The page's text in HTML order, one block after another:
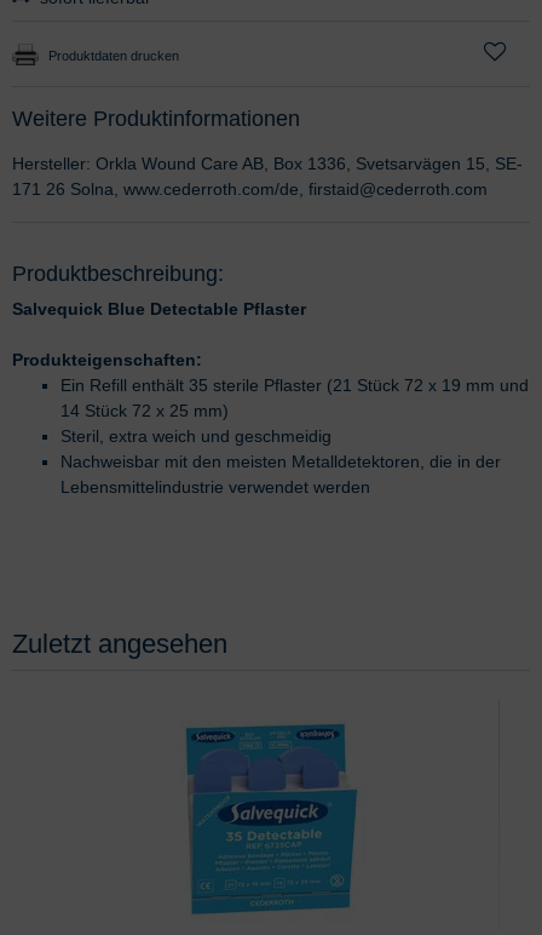
Produktdaten drucken
Weitere Produktinformationen
Hersteller: Orkla Wound Care AB, Box 1336, Svetsarvägen 15, SE-
171 26 Solna, www.cederroth.com/de, firstaid@cederroth.com
Produktbeschreibung:
Salvequick Blue Detectable Pflaster
Produkteigenschaften:
Ein Refill enthält 35 sterile Pflaster (21 Stück 72 x 19 mm und
14 Stück 72 x 25 mm)
Steril, extra weich und geschmeidig
Nachweisbar mit den meisten Metalldetektoren, die in der
Lebensmittelindustrie verwendet werden
Zuletzt angesehen